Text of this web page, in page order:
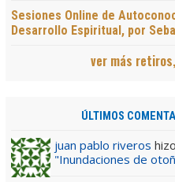
Sesiones Online de
Desarrollo Espiritual, por
ver más
ÚLTIMOS
juan pablo riveros
"Inundaciones de